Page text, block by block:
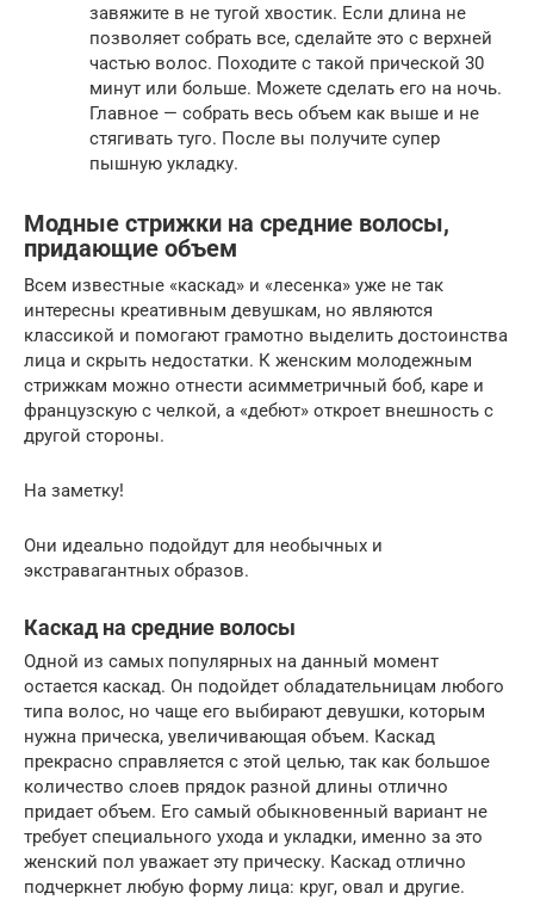
завяжите в не тугой хвостик. Если длина не
позволяет собрать все, сделайте это с верхней
частью волос. Походите с такой прической 30
минут или больше. Можете сделать его на ночь.
Главное — собрать весь объем как выше и не
стягивать туго. После вы получите супер
пышную укладку.
Модные стрижки на средние волосы,
придающие объем
Всем известные «каскад» и «лесенка» уже не так
интересны креативным девушкам, но являются
классикой и помогают грамотно выделить достоинства
лица и скрыть недостатки. К женским молодежным
стрижкам можно отнести асимметричный боб, каре и
французскую с челкой, а «дебют» откроет внешность с
другой стороны.
На заметку!
Они идеально подойдут для необычных и
экстравагантных образов.
Каскад на средние волосы
Одной из самых популярных на данный момент
остается каскад. Он подойдет обладательницам любого
типа волос, но чаще его выбирают девушки, которым
нужна прическа, увеличивающая объем. Каскад
прекрасно справляется с этой целью, так как большое
количество слоев прядок разной длины отлично
придает объем. Его самый обыкновенный вариант не
требует специального ухода и укладки, именно за это
женский пол уважает эту прическу. Каскад отлично
подчеркнет любую форму лица: круг, овал и другие.